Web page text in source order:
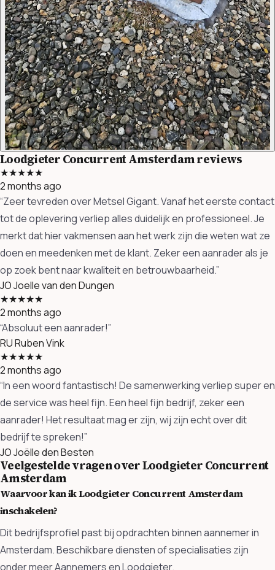
Loodgieter Concurrent Amsterdam reviews
★★★★★
2 months ago
“Zeer tevreden over Metsel Gigant. Vanaf het eerste contact
tot de oplevering verliep alles duidelijk en professioneel. Je
merkt dat hier vakmensen aan het werk zijn die weten wat ze
doen en meedenken met de klant. Zeker een aanrader als je
op zoek bent naar kwaliteit en betrouwbaarheid.”
JOJoelle van den Dungen
★★★★★
2 months ago
“Absoluut een aanrader!”
RURuben Vink
★★★★★
2 months ago
“In een woord fantastisch! De samenwerking verliep super en
de service was heel fijn. Een heel fijn bedrijf, zeker een
aanrader! Het resultaat mag er zijn, wij zijn echt over dit
bedrijf te spreken!”
JOJoëlle den Besten
Veelgestelde vragen over Loodgieter Concurrent
Amsterdam
Waarvoor kan ik Loodgieter Concurrent Amsterdam
inschakelen?
Dit bedrijfsprofiel past bij opdrachten binnen aannemer in
Amsterdam. Beschikbare diensten of specialisaties zijn
onder meer Aannemers en Loodgieter.